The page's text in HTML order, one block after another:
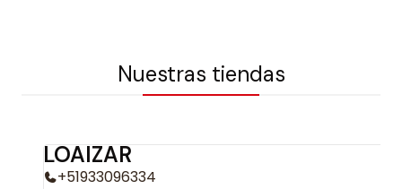
Nuestras tiendas
LOAIZAR
+51933096334